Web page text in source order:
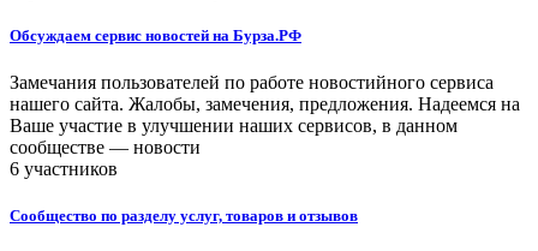
Обсуждаем сервис новостей на Бурза.РФ
Замечания пользователей по работе новостийного сервиса
нашего сайта. Жалобы, замечения, предложения. Надеемся на
Ваше участие в улучшении наших сервисов, в данном
сообществе — новости
6 участников
Сообщество по разделу услуг, товаров и отзывов